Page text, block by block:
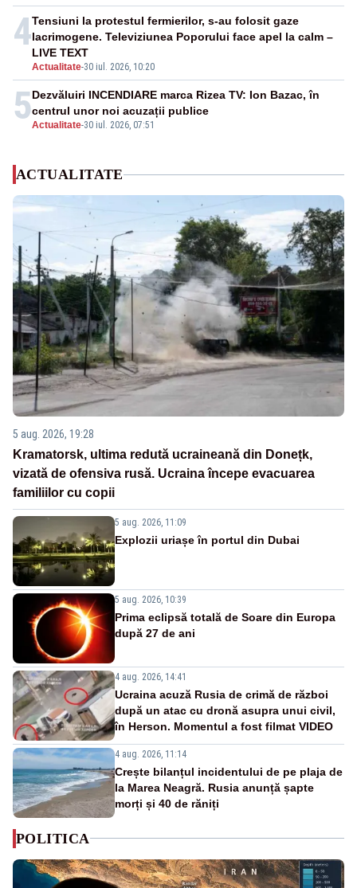
4
Actualitate-30 iul. 2026, 10:20
Tensiuni la protestul fermierilor, s-au folosit gaze
lacrimogene. Televiziunea Poporului face apel la calm –
LIVE TEXT
5Actualitate-30 iul. 2026, 07:51
Dezvăluiri INCENDIARE marca Rizea TV: Ion Bazac, în
centrul unor noi acuzații publice
ACTUALITATE
5 aug. 2026, 19:28
Kramatorsk, ultima redută ucraineană din Donețk,
vizată de ofensiva rusă. Ucraina începe evacuarea
familiilor cu copii
5 aug. 2026, 11:09
Explozii uriașe în portul din Dubai
5 aug. 2026, 10:39
Prima eclipsă totală de Soare din Europa
după 27 de ani
4 aug. 2026, 14:41
Ucraina acuză Rusia de crimă de război
după un atac cu dronă asupra unui civil,
în Herson. Momentul a fost filmat VIDEO
4 aug. 2026, 11:14
Crește bilanțul incidentului de pe plaja de
la Marea Neagră. Rusia anunță șapte
morți și 40 de răniți
POLITICA